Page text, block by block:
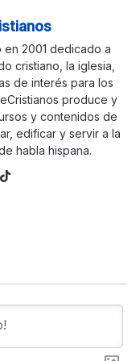
2001 dedicado a
cristiano, la iglesia,
de interés para los
produce y
y contenidos de
edificar y servir a la
habla hispana.